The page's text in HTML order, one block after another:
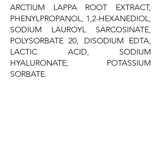
ARCTIUM LAPPA ROOT EXTRACT,
PHENYLPROPANOL, 1,2-HEXANEDIOL,
SODIUM LAUROYL SARCOSINATE,
POLYSORBATE 20, DISODIUM EDTA,
LACTIC ACID, SODIUM
HYALURONATE, POTASSIUM
SORBATE.